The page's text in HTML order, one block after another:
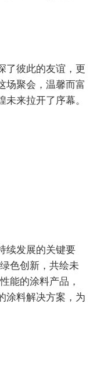
了彼此的友谊，更
场聚会，温馨而富
来拉开了序幕。
续发展的关键要
色创新，共绘未
能的涂料产品，
料解决方案， 为